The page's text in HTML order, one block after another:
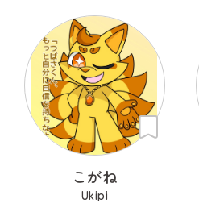
こがね
Ukipi